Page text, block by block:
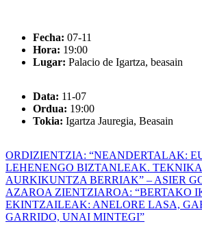
Fecha: 07-11
Hora: 19:00
Lugar: Palacio de Igartza, beasain
Data: 11-07
Ordua: 19:00
Tokia: Igartza Jauregia, Beasain
Bidalketetan
zehar
nabigatu
Previous
Post:
ORDIZIENTZIA: “NEANDERTALAK:
LEHENENGO BIZTANLEAK.
AURKIKUNTZA BERRIAK” – ASIER
Next
Post:
AZAROA ZIENTZIAROA: “BERTAKO
EKINTZAILEAK: ANELORE LASA,
GARRIDO, UNAI MINTEGI”